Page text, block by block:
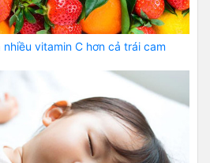
vitamin C hơn cả trái cam